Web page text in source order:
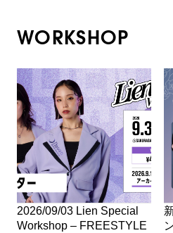
WORKSHOP
2026/09/03 Lien Special
Workshop – FREESTYLE